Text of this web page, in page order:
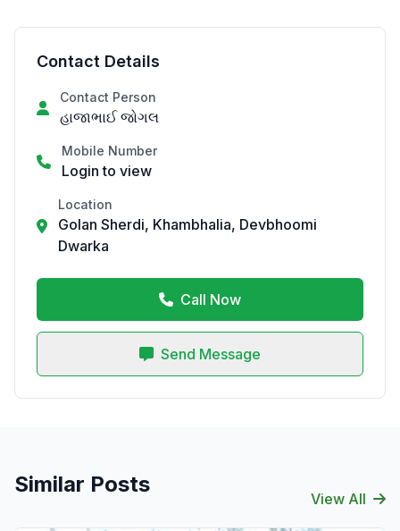
Contact Details
Contact Person
હાજાભાઈ જોગલ
Mobile Number
Login to view
Location
Golan Sherdi, Khambhalia, Devbhoomi
Dwarka
Call Now
Send Message
Similar Posts
View All